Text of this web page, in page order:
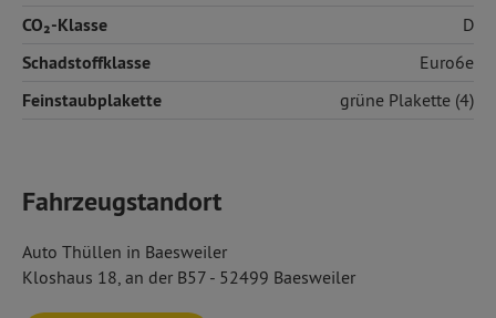
CO₂-Klasse D
Schadstoffklasse Euro6e
Feinstaubplakette grüne Plakette (4)
Fahrzeugstandort
Auto Thüllen in Baesweiler
Kloshaus 18, an der B57 - 52499 Baesweiler